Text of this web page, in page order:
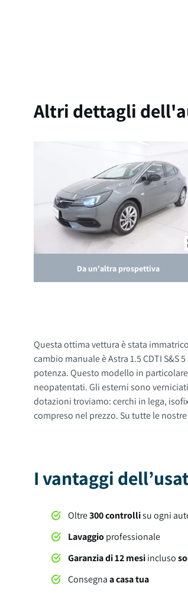
Altri dettagli
Da un'altra prospettiva
Questa ottima vettura è stata
cambio manuale è Astra 1.5 CDTI S&S 5 porte Business Elegance. Il motore a trazione anteriore di questa auto con alimentazione a diesel ha una cilindrata di 1496 cc con 122 CV di
potenza. Questo modello in
neopatentati. Gli esterni sono verniciati di grigio, mentre gli interni in sono di colore nero. Il veicolo ha 5 porte, 5 posti a sedere e un bagagliaio con capacità di 370 litri. Tra gli optional e le
dotazioni troviamo: cerchi in lega, isofix, freno di stazionamento
compreso nel prezzo. Su tutte le
I vantaggi
Oltre300 controllisu ogni
Lavaggioprofessionale
Garanzia di 12 mesiincluso
Consegnaa casa tua